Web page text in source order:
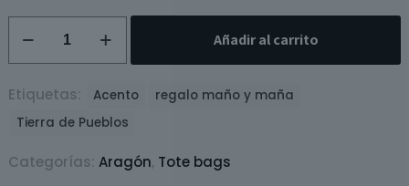
Maña
/
Maño
Añadir al carrito
Etiquetas: Acento
regalo maño y maña
Tierra de Pueblos
Categorías: Aragón, Tote bags